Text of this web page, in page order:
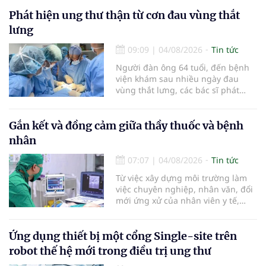
là những nội dung trọng tâm được
báo cáo tại Hội thảo khoa học cập
tiêu hóa - gan mật vừa diễn ra
ngày 1/8 tại Bệnh viện Đại học
quốc tế Hồng Bàng.
Phát hiện ung thư thận từ cơn đau vùng thắt
lưng
09:09 | 04/08/2026
Tin tức
Người đàn ông 64 tuổi, đến bệnh
viện khám sau nhiều ngày đau
vùng thắt lưng, các bác sĩ phát
biểu mô tế bào thận. Với khối u còn
ở giai đoạn sớm, người bệnh được
bằng phẫu thuật robot thay vì phải
cắt bỏ toàn bộ quả thận như trước
đây.
Gắn kết và đồng cảm giữa thầy thuốc và bệnh
nhân
07:07 | 04/08/2026
Tin tức
Từ việc xây dựng môi trường làm
việc chuyên nghiệp, nhân văn, đổi
mới ứng xử của nhân viên y tế,
đồng cảm, gắn kết cao giữa thầy
thuốc với bệnh nhân.
Ứng dụng thiết bị một cổng Single-site trên
robot thế hệ mới trong điều trị ung thư